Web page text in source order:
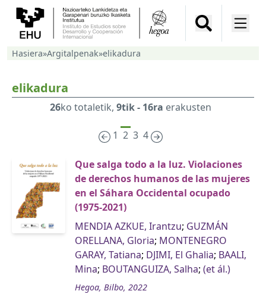
Hasiera»Argitalpenak»elikadura
elikadura
26ko totaletik, 9tik - 16ra erakusten
1 2 3 4
Que salga todo a la luz. Violaciones
de derechos humanos de las mujeres
en el Sáhara Occidental ocupado
(1975-2021)
MENDIA AZKUE, Irantzu; GUZMÁN
ORELLANA, Gloria; MONTENEGRO
GARAY, Tatiana; DJIMI, El Ghalia; BAALI,
Mina; BOUTANGUIZA, Salha; (et ál.)
Hegoa, Bilbo, 2022